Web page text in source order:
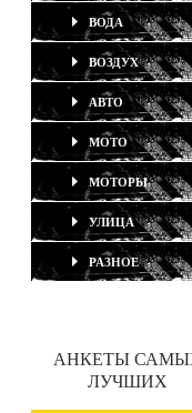
ВОДА
ВОЗДУХ
АВТО
МОТО
МОТОРЫ
УЛИЦА
РАЗНОЕ
АНКЕТЫ
ЛУЧШИХ